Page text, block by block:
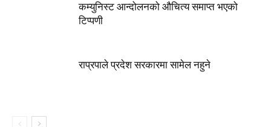
कम्युनिस्ट आन्दोलनको औचित्य समाप्त भएको
टिप्पणी
राप्रपाले प्रदेश सरकारमा सामेल नहुने